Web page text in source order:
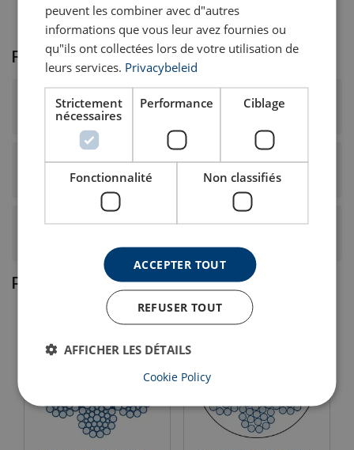
Foire Aux Questions (FAQ)
Quelle est le revêtement et la classe de résistance de ce
câble métallique ?
Ce câble en acier possède-t-il des caractéristiques de
conception ou de performance particulières ?
Quelle est la construction, le type d’âme et le sens de
Produits associés
peuvent les combiner avec d"autres
informations que vous leur avez fournies ou
qu"ils ont collectées lors de votre utilisation de
leurs services. Privacybeleid
Strictement
nécessaires
Performance Ciblage
Fonctionnalité Non classifiés
ACCEPTER TOUT
REFUSER TOUT
AFFICHER LES DÉTAILS
Cookie Policy